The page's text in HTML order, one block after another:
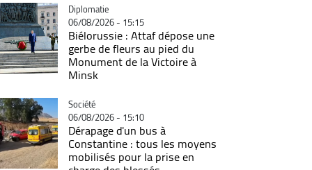
Catégorie
Diplomatie
06/08/2026 - 15:15
Biélorussie : Attaf dépose une
gerbe de fleurs au pied du
Monument de la Victoire à
Minsk
Catégorie
Société
06/08/2026 - 15:10
Dérapage d'un bus à
Constantine : tous les moyens
mobilisés pour la prise en